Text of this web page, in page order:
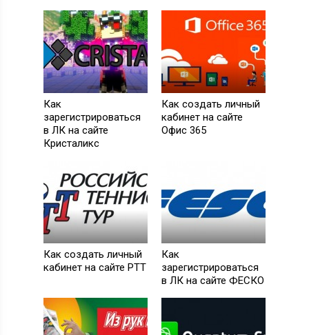
Как
зарегистрироваться
в ЛК на сайте
Кристаликс
Как создать личный
кабинет на сайте
Офис 365
Как создать личный
кабинет на сайте РТТ
Как
зарегистрироваться
в ЛК на сайте ФЕСКО